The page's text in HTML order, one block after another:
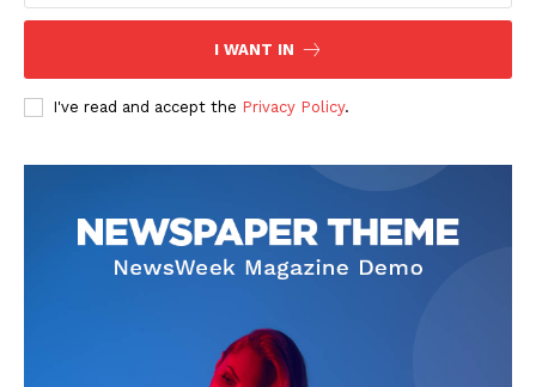
I WANT IN
I've read and accept the Privacy Policy.